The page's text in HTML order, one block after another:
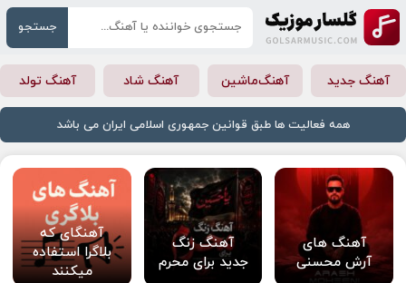
جستجو
آهنگ جدید آهنگ‌ماشین آهنگ شاد آهنگ تولد
همه فعالیت ها طبق قوانین جمهوری اسلامی ایران می باشد
آهنگ های
آرش محسنی
آهنگ زنگ
جدید برای محرم
آهنگای که
بلاگرا استفاده
میکنند